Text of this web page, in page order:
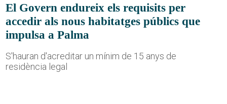
El Govern endureix els requisits per
accedir als nous habitatges públics que
impulsa a Palma
S'hauran d'acreditar un mínim de 15 anys de
residència legal